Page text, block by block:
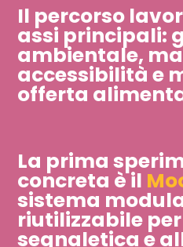
Il percorso
assi principali:
ambientale,
accessibilità e
offerta
La prima
concreta è il
sistema
riutilizzabile